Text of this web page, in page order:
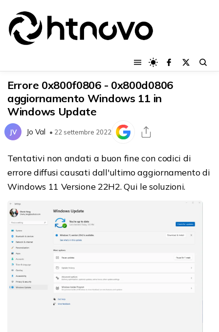
Errore 0x800f0806 - 0x800d0806
aggiornamento Windows 11 in
Windows Update
JV Jo Val • 22 settembre 2022
Tentativi non andati a buon fine con codici di
errore diffusi causati dall'ultimo aggiornamento di
Windows 11 Versione 22H2. Qui le soluzioni.